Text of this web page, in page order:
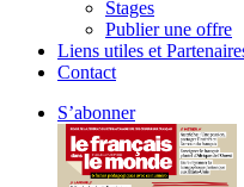
Stages
Publier une offre
Liens utiles et
Contact
S’abonner